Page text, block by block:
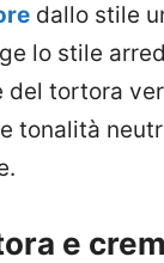
dallo stile
lo stile
del tortora
tonalità
e